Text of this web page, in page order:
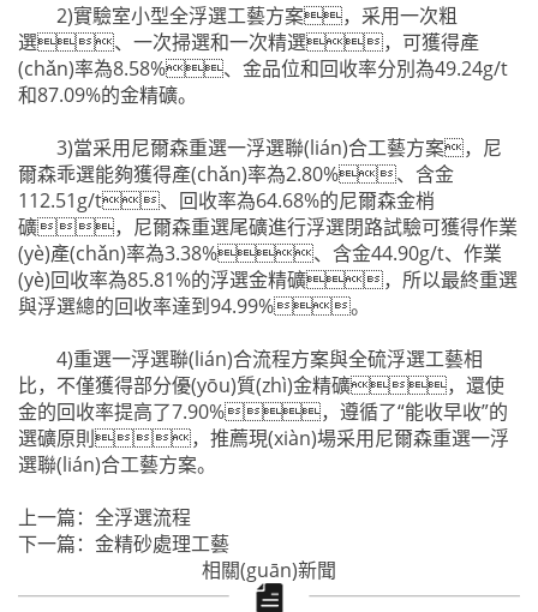
2)實驗室小型全浮選工藝方案，采用一次粗
選、一次掃選和一次精選，可獲得產
(chǎn)率為8.58%、金品位和回收率分別為49.24g/t
和87.09%的金精礦。
3)當采用尼爾森重選一浮選聯(lián)合工藝方案，尼
爾森乖選能夠獲得產(chǎn)率為2.80%、含金
112.51g/t、回收率為64.68%的尼爾森金梢
礦，尼爾森重選尾礦進行浮選閉路試驗可獲得作業
(yè)產(chǎn)率為3.38%、含金44.90g/t、作業
(yè)回收率為85.81%的浮選金精礦，所以最終重選
與浮選總的回收率達到94.99%。
4)重選一浮選聯(lián)合流程方案與全硫浮選工藝相
比，不僅獲得部分優(yōu)質(zhì)金精礦，還使
金的回收率提高了7.90%，遵循了“能收早收”的
選礦原則，推薦現(xiàn)場采用尼爾森重選一浮
選聯(lián)合工藝方案。
上一篇： 全浮選流程
下一篇： 金精砂處理工藝
相關(guān)新聞